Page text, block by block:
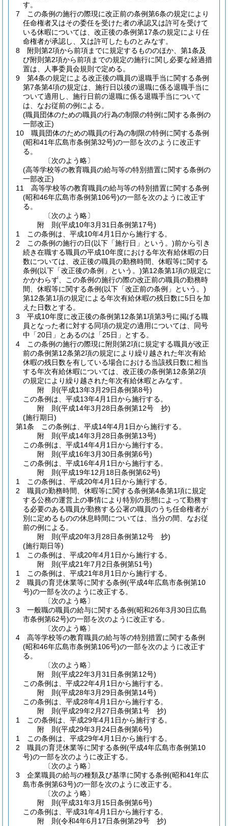
す。
7
この条例の施行の際現に改正前の条例第6条の規定により
任命権者又はその委任を受けた者の承認又は許可を受けて
いる休暇については、改正後の条例第17条の規定により任
命権者が承認し、又は許可したものとみなす。
8
附則第2項から前項までに規定するもののほか、第1条及
び附則第2項から前項までの規定の施行に関し必要な経過措
置は、人事委員会規則で定める。
9
第4条の規定による改正後の職員の退職手当に関する条例
第7条第4項の規定は、施行日以後の退職に係る退職手当に
ついて適用し、施行日前の退職に係る退職手当について
は、なお従前の例による。
(職員団体のための職員の行為の制限の特例に関する条例の
一部改正)
10
職員団体のための職員の行為の制限の特例に関する条例
(昭和41年広島市条例第32号)の一部を次のように改正す
る。
〔次のよう略〕
(高等学校等の教育職員の給与等の特別措置に関する条例の
一部改正)
11
高等学校等の教育職員の給与等の特別措置に関する条例
(昭和46年広島市条例第106号)の一部を次のように改正す
る。
〔次のよう略〕
附 則(平成10年3月31日条例第17号)
1
この条例は、平成10年4月1日から施行する。
2
この条例の施行の日(以下「施行日」という。)前から引き
続き在職する職員の平成10年度における年次有給休暇の日
数については、改正後の職員の勤務時間、休暇等に関する
条例(以下「改正後の条例」という。)第12条第1項の規定に
かかわらず、この条例の施行の際の改正前の職員の勤務時
間、休暇等に関する条例(以下「改正前の条例」という。)
第12条第1項の規定による年次有給休暇の残日数に5日を加
えた日数とする。
3
平成10年度に改正後の条例第12条第1項第3号に掲げる職
員となった者に対する同項の規定の適用については、同号
中「20日」とあるのは「25日」とする。
4
この条例の施行の際現に附則第2項に規定する職員が改正
前の条例第12条第2項の規定により繰り越された年次有給
休暇の残日数を有している場合における当該残日数に相当
する年次有給休暇については、改正後の条例第12条第2項
の規定により繰り越された年次有給休暇とみなす。
附 則(平成13年3月29日条例第8号)
この条例は、平成13年4月1日から施行する。
附 則(平成14年3月28日条例第12号 抄)
(施行期日)
第1条
この条例は、平成14年4月1日から施行する。
附 則(平成14年3月28日条例第13号)
この条例は、平成14年4月1日から施行する。
附 則(平成16年3月30日条例第6号)
この条例は、平成16年4月1日から施行する。
附 則(平成19年12月18日条例第62号)
1
この条例は、平成20年4月1日から施行する。
2
職員の勤務時間、休暇等に関する条例第4条第1項に規定
する公務の運営上の事情により特別の形態によって勤務す
る必要のある職員が勤務する公署の職員のうち任命権者が
別に定めるものの休息時間については、当分の間、なお従
前の例による。
附 則(平成20年3月28日条例第12号 抄)
(施行期日等)
1
この条例は、平成20年4月1日から施行する。
附 則(平成21年7月2日条例第51号)
1
この条例は、平成21年8月1日から施行する。
2
職員の育児休業等に関する条例(平成4年広島市条例第10
号)の一部を次のように改正する。
〔次のよう略〕
3
一般職の職員の給与に関する条例(昭和26年3月30日広島
市条例第62号)の一部を次のように改正する。
〔次のよう略〕
4
高等学校等の教育職員の給与等の特別措置に関する条例
(昭和46年広島市条例第106号)の一部を次のように改正す
る。
〔次のよう略〕
附 則(平成22年3月31日条例第12号)
この条例は、平成22年4月1日から施行する。
附 則(平成28年3月29日条例第14号)
この条例は、平成28年4月1日から施行する。
附 則(平成29年2月27日条例第1号 抄)
1
この条例は、平成29年4月1日から施行する。
附 則(平成29年3月24日条例第6号)
1
この条例は、平成29年4月1日から施行する。
2
職員の育児休業等に関する条例(平成4年広島市条例第10
号)の一部を次のように改正する。
〔次のよう略〕
3
企業職員の給与の種類及び基準に関する条例(昭和41年広
島市条例第63号)の一部を次のように改正する。
〔次のよう略〕
附 則(平成31年3月15日条例第6号)
この条例は、平成31年4月1日から施行する。
附 則(令和4年6月17日条例第29号 抄)